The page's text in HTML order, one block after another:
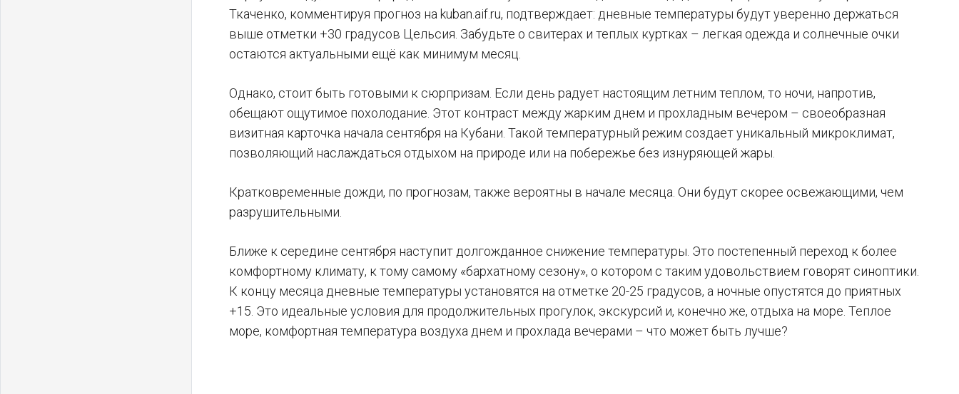
Ткаченко, комментируя прогноз на kuban.aif.ru, подтверждает: дневные температуры будут уверенно держаться
выше отметки +30 градусов Цельсия. Забудьте о свитерах и теплых куртках – легкая одежда и солнечные очки
остаются актуальными ещё как минимум месяц.
Однако, стоит быть готовыми к сюрпризам. Если день радует настоящим летним теплом, то ночи, напротив,
обещают ощутимое похолодание. Этот контраст между жарким днем и прохладным вечером – своеобразная
визитная карточка начала сентября на Кубани. Такой температурный режим создает уникальный микроклимат,
позволяющий наслаждаться отдыхом на природе или на побережье без изнуряющей жары.
Кратковременные дожди, по прогнозам, также вероятны в начале месяца. Они будут скорее освежающими, чем
разрушительными.
Ближе к середине сентября наступит долгожданное снижение температуры. Это постепенный переход к более
комфортному климату, к тому самому «бархатному сезону», о котором с таким удовольствием говорят синоптики.
К концу месяца дневные температуры установятся на отметке 20-25 градусов, а ночные опустятся до приятных
+15. Это идеальные условия для продолжительных прогулок, экскурсий и, конечно же, отдыха на море. Теплое
море, комфортная температура воздуха днем и прохлада вечерами – что может быть лучше?